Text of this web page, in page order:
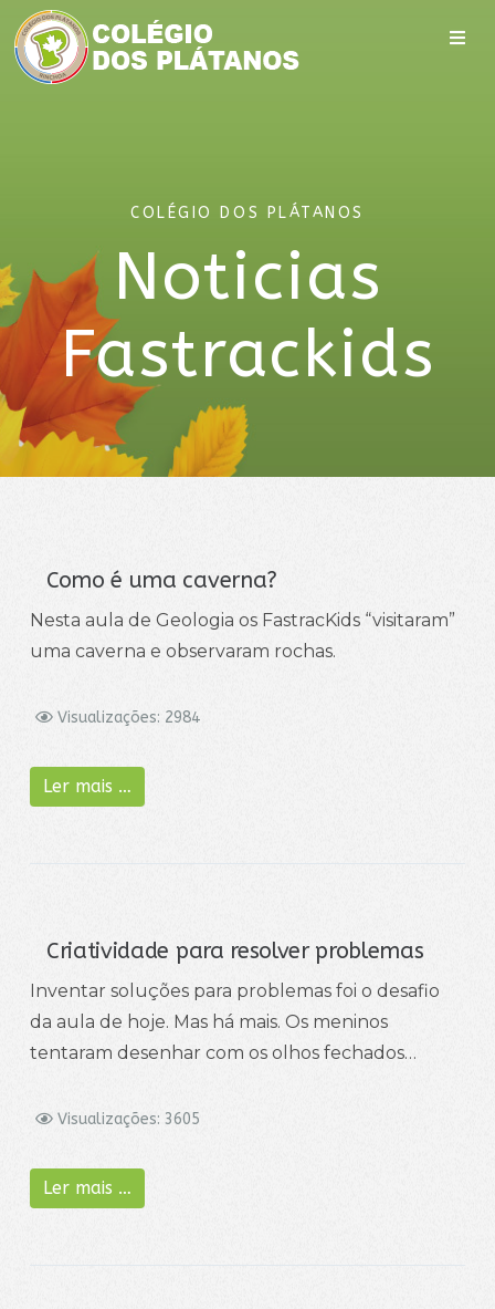
COLÉGIO DOS PLÁTANOS
Noticias
Fastrackids
Como é uma caverna?
Nesta aula de Geologia os FastracKids “visitaram”
uma caverna e observaram rochas.
Visualizações: 2984
Ler mais …
Criatividade para resolver problemas
Inventar soluções para problemas foi o desafio
da aula de hoje. Mas há mais. Os meninos
tentaram desenhar com os olhos fechados…
Visualizações: 3605
Ler mais …